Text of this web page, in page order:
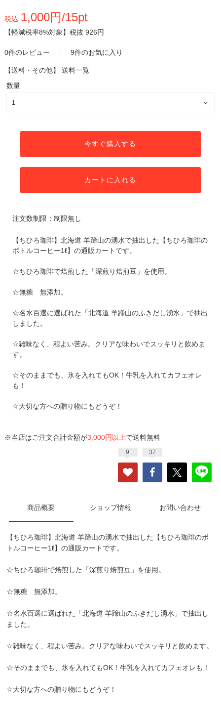
税込 1,000円/15pt
【軽減税率8%対象】 税抜 926円
0件のレビュー 9件のお気に入り
【送料・その他】 送料一覧
数量
今すぐ購入する
カートに入れる
注文数制限：制限無し
【ちひろ珈琲】北海道 羊蹄山の湧水で抽出した【ちひろ珈琲の
ボトルコーヒー1ℓ】の通販カートです。
☆ちひろ珈琲で焙煎した「深煎り焙煎豆」を使用。
☆無糖 無添加。
☆名水百選に選ばれた「北海道 羊蹄山のふきだし湧水」で抽出
しました。
☆雑味なく、程よい苦み。クリアな味わいでスッキリと飲めま
す。
☆そのままでも、氷を入れてもOK！牛乳を入れてカフェオレ
も！
☆大切な方への贈り物にもどうぞ！
※当店はご注文合計金額が3,000円以上で送料無料
9 37
商品概要 ショップ情報 お問い合わせ
【ちひろ珈琲】北海道 羊蹄山の湧水で抽出した【ちひろ珈琲のボ
トルコーヒー1ℓ】の通販カートです。
☆ちひろ珈琲で焙煎した「深煎り焙煎豆」を使用。
☆無糖 無添加。
☆名水百選に選ばれた「北海道 羊蹄山のふきだし湧水」で抽出し
ました。
☆雑味なく、程よい苦み。クリアな味わいでスッキリと飲めます。
☆そのままでも、氷を入れてもOK！牛乳を入れてカフェオレも！
☆大切な方への贈り物にもどうぞ！